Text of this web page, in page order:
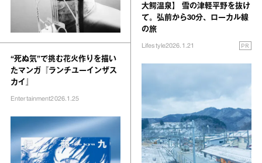
“死ぬ気”で挑む花火作りを描い
たマンガ『ランチユーインザス
カイ』
Entertainment2026.1.25
大鰐温泉】 雪の津軽平野を抜け
て。弘前から30分、ローカル線
の旅
Lifestyle2026.1.21 PR